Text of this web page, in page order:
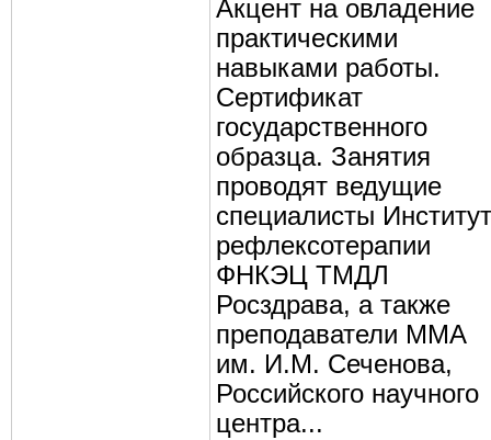
Акцент на овладение
практическими
навыками работы.
Сертификат
государственного
образца. Занятия
проводят ведущие
специалисты
рефлексотерапии
ФНКЭЦ ТМДЛ
Росздрава, а также
преподаватели ММА
им. И.М. Сеченова,
Российского научного
центра...